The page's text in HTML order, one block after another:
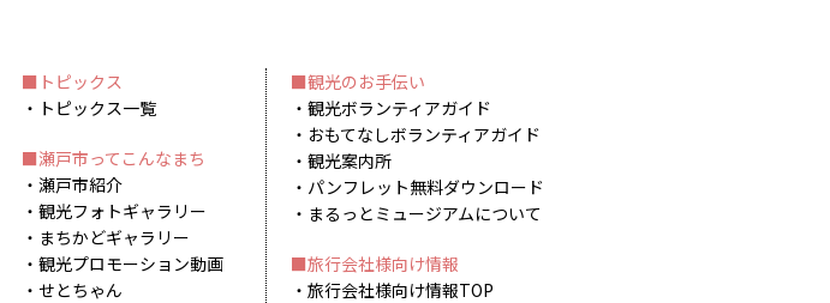
トピックス
トピックス一覧
瀬戸市ってこんなまち
瀬戸市紹介
観光フォトギャラリー
まちかどギャラリー
観光プロモーション動画
せとちゃん
観光のお手伝い
観光ボランティアガイド
おもてなしボランティアガイド
観光案内所
パンフレット無料ダウンロード
まるっとミュージアムについて
旅行会社様向け情報
旅行会社様向け情報TOP